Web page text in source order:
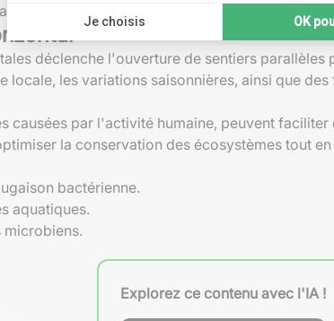
la complexité des relations évolutives chez
déclenche l'ouverture de sentiers
locale, les variations saisonnières, ainsi que
causées par l'activité humaine, peuvent
la conservation des écosystèmes tout
bactérienne.
aquatiques.
microbiens.
Explorez ce contenu avec l'IA !